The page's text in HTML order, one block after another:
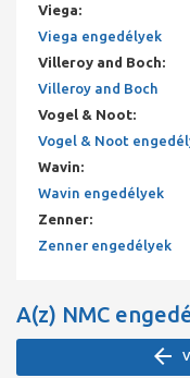
Viega:
Viega engedélyek
Villeroy and Boch:
Villeroy and Boch
Vogel & Noot:
Vogel & Noot
Wavin:
Wavin engedélyek
Zenner:
Zenner engedélyek
A(z) NMC